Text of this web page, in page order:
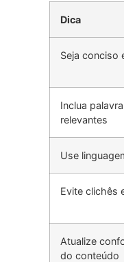
Dica
Seja conciso
Inclua
relevantes
Use
Evite clichês
Atualize
do conteúdo